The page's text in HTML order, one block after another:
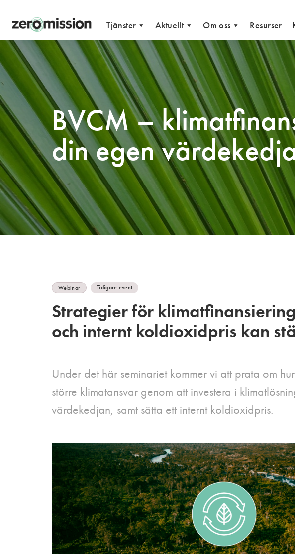
Zeromission Tjänster Aktuellt Om oss Resurser
BVCM –
din egen
Webinar Tidigare event
Strategier för
och internt koldioxidpris kan
Under det här seminariet kommer vi att prata om
större klimatansvar genom att investera i
värdekedjan, samt sätta ett internt koldioxidpris.